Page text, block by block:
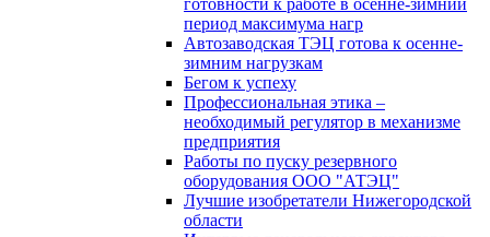
готовности к работе в осенне-зимний
период максимума нагр
Автозаводская ТЭЦ готова к осенне-
зимним нагрузкам
Бегом к успеху
Профессиональная этика –
необходимый регулятор в механизме
предприятия
Работы по пуску резервного
оборудования ООО "АТЭЦ"
Лучшие изобретатели Нижегородской
области